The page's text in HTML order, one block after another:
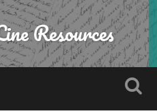
Resources